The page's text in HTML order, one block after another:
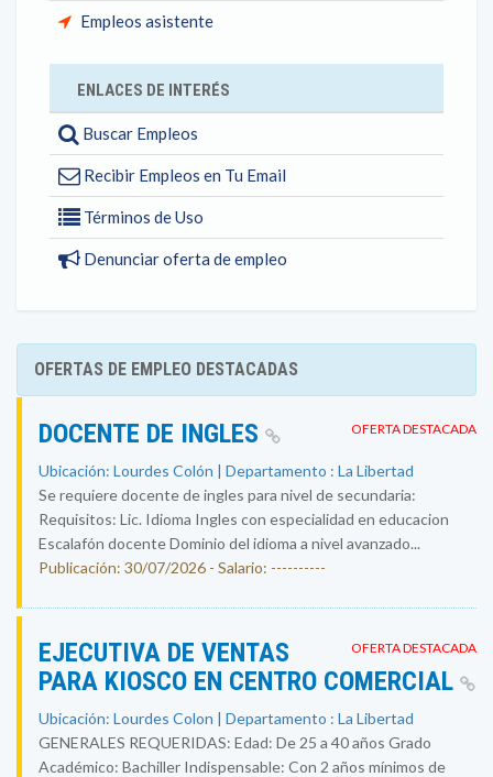
Empleos asistente
ENLACES DE INTERÉS
Buscar Empleos
Recibir Empleos en Tu Email
Términos de Uso
Denunciar oferta de empleo
OFERTAS DE EMPLEO DESTACADAS
OFERTA DESTACADA
DOCENTE DE INGLES
Ubicación: Lourdes Colón | Departamento : La Libertad
Se requiere docente de ingles para nivel de secundaria:
Requisitos: Lic. Idioma Ingles con especialidad en educacion
Escalafón docente Dominio del idioma a nivel avanzado...
Publicación: 30/07/2026 - Salario: ----------
OFERTA DESTACADA
EJECUTIVA DE VENTAS
PARA KIOSCO EN CENTRO COMERCIAL
Ubicación: Lourdes Colon | Departamento : La Libertad
GENERALES REQUERIDAS: Edad: De 25 a 40 años Grado
Académico: Bachiller Indispensable: Con 2 años mínimos de